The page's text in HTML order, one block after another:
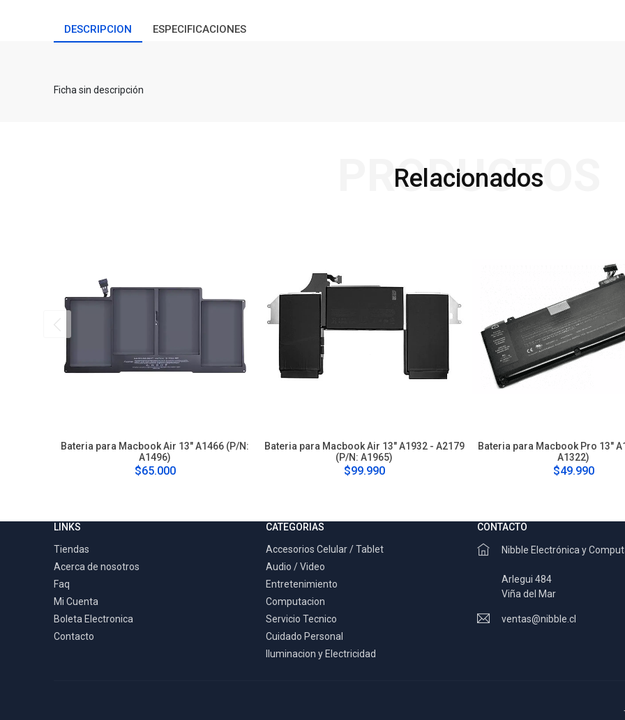
DESCRIPCION ESPECIFICACIONES
Ficha sin descripción
Relacionados
PRODUCTOS
Bateria para Macbook Air 13" A1466 (P/N:
A1496)
$65.000
Bateria para Macbook Air 13" A1932 - A2179
(P/N: A1965)
$99.990
Bateria para Macbook Pro 13"
A1322)
$49.990
LINKS
Tiendas
Acerca de nosotros
Faq
Mi Cuenta
Boleta Electronica
Contacto
CATEGORIAS
Accesorios Celular / Tablet
Audio / Video
Entretenimiento
Computacion
Servicio Tecnico
Cuidado Personal
Iluminacion y Electricidad
CONTACTO
Nibble Electrónica y
Arlegui 484
Viña del Mar
ventas@nibble.cl